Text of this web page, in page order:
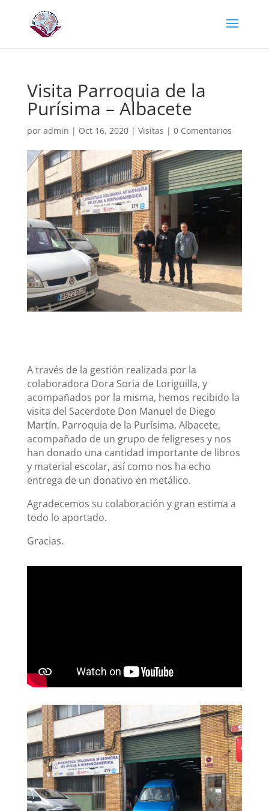
Visita Parroquia de la
Purísima – Albacete
por admin | Oct 16, 2020| Visitas | 0 Comentarios
A través de la gestión realizada por la
colaboradora Dora Soria de Loriguilla, y
acompañados por la misma, hemos recibido la
visita del Sacerdote Don Manuel de Diego
Martín, Parroquia de la Purísima, Albacete,
acompañado de un grupo de feligreses y nos
han donado una cantidad importante de libros
y material escolar, así como nos ha echo
entrega de un donativo en metálico.
Agradecemos su colaboración y gran estima a
todo lo aportado.
Gracias.